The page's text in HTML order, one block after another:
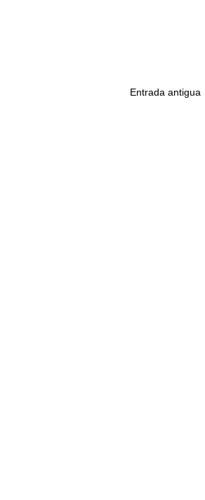
Entrada antigua